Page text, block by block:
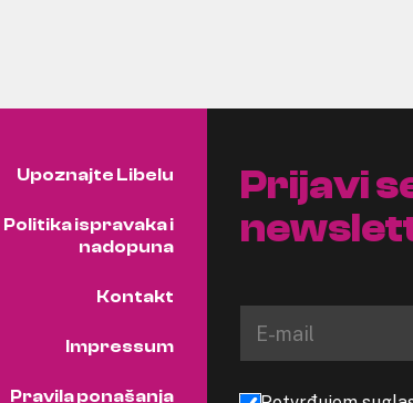
Upoznajte Libelu
Politika ispravaka i
nadopuna
Kontakt
Impressum
Pravila ponašanja
Prijavi